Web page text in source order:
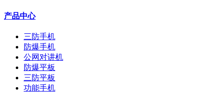
产品中心
三防手机
防爆手机
公网对讲机
防爆平板
三防平板
功能手机